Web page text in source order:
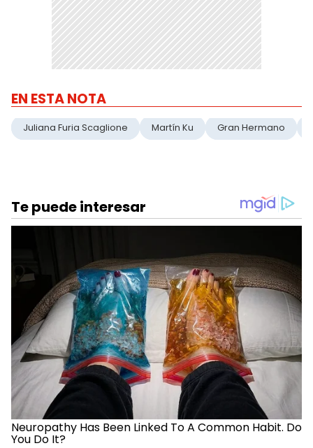
EN ESTA NOTA
Juliana Furia Scaglione Martín Ku Gran Hermano